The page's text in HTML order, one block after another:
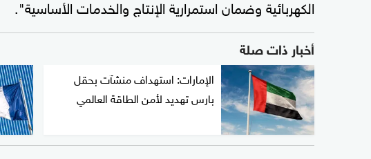
الكهربائية وضمان استمرارية الإنتاج والخدمات الأساسية".
أخبار ذات صلة
الإمارات: استهداف منشآت بحقل
بارس تهديد لأمن الطاقة العالمي